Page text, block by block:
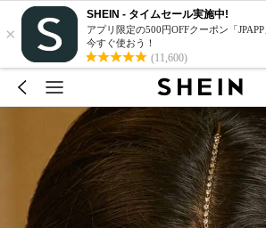
×
SHEIN - タイムセール実施中!
アプリ限定の500円OFFクーポン「JPAPP
今すぐ使おう！
(11,600)